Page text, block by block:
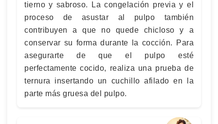
tierno y sabroso. La congelación previa y el
proceso de asustar al pulpo también
contribuyen a que no quede chicloso y a
conservar su forma durante la cocción. Para
asegurarte de que el pulpo esté
perfectamente cocido, realiza una prueba de
ternura insertando un cuchillo afilado en la
parte más gruesa del pulpo.